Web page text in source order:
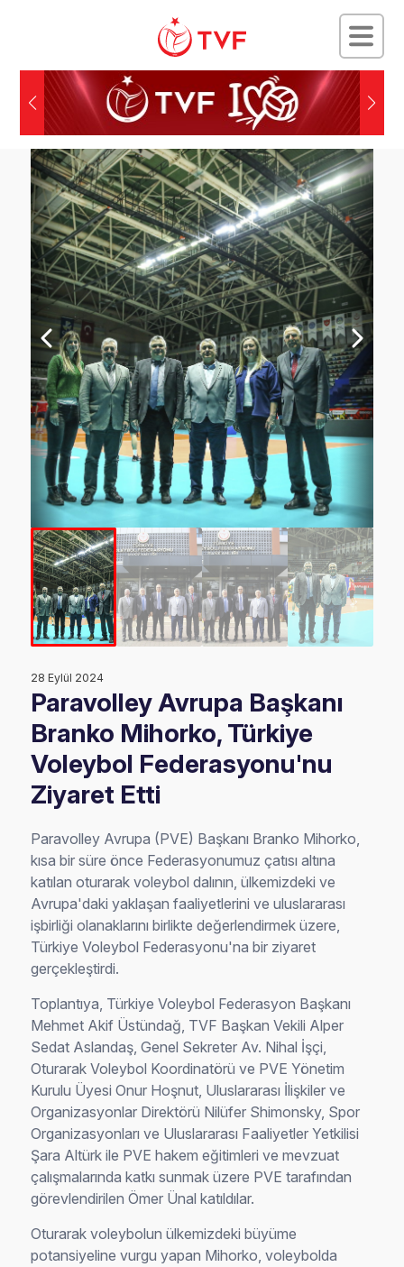
28 Eylül 2024
Paravolley Avrupa Başkanı
Branko Mihorko, Türkiye
Voleybol Federasyonu'nu
Ziyaret Etti
Paravolley Avrupa (PVE) Başkanı Branko Mihorko,
kısa bir süre önce Federasyonumuz çatısı altına
katılan oturarak voleybol dalının, ülkemizdeki ve
Avrupa'daki yaklaşan faaliyetlerini ve uluslararası
işbirliği olanaklarını birlikte değerlendirmek üzere,
Türkiye Voleybol Federasyonu'na bir ziyaret
gerçekleştirdi.
Toplantıya, Türkiye Voleybol Federasyon Başkanı
Mehmet Akif Üstündağ, TVF Başkan Vekili Alper
Sedat Aslandaş, Genel Sekreter Av. Nihal İşçi,
Oturarak Voleybol Koordinatörü ve PVE Yönetim
Kurulu Üyesi Onur Hoşnut, Uluslararası İlişkiler ve
Organizasyonlar Direktörü Nilüfer Shimonsky, Spor
Organizasyonları ve Uluslararası Faaliyetler Yetkilisi
Şara Altürk ile PVE hakem eğitimleri ve mevzuat
çalışmalarında katkı sunmak üzere PVE tarafından
görevlendirilen Ömer Ünal katıldılar.
Oturarak voleybolun ülkemizdeki büyüme
potansiyeline vurgu yapan Mihorko, voleybolda